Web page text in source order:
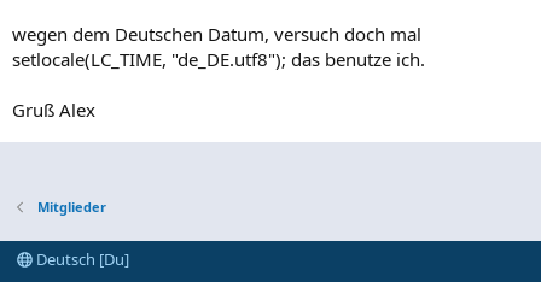
wegen dem Deutschen Datum, versuch doch mal
setlocale(LC_TIME, "de_DE.utf8"); das benutze ich.
Gruß Alex
Mitglieder
Deutsch [Du]